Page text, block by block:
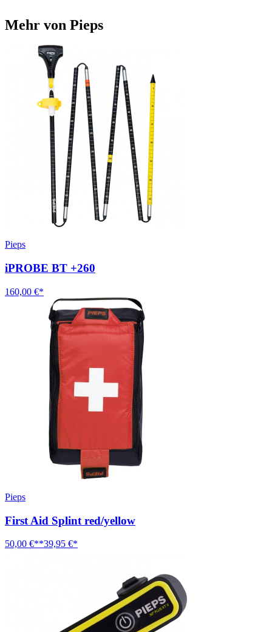
Mehr von Pieps
Pieps
iPROBE BT +260
160,00 €*
Pieps
First Aid Splint red/yellow
50,00 €**39,95 €*